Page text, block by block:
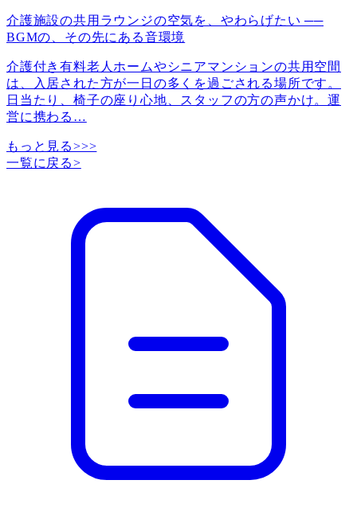
介護施設の共用ラウンジの空気を、やわらげたい ──
BGMの、その先にある音環境
介護付き有料老人ホームやシニアマンションの共用空間
は、入居された方が一日の多くを過ごされる場所です。
日当たり、椅子の座り心地、スタッフの方の声かけ。運
営に携わる …
もっと見る>>>
一覧に戻る>